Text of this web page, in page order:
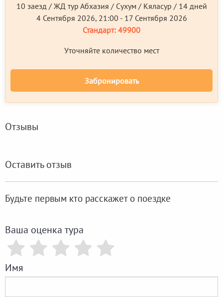
10 заезд / ЖД тур Абхазия / Сухум / Кяласур / 14 дней
4 Сентября 2026, 21:00 - 17 Сентября 2026
Стандарт: 49900
Уточняйте количество мест
Забронировать
Отзывы
Оставить отзыв
Будьте первым кто расскажет о поездке
Ваша оценка тура
Имя